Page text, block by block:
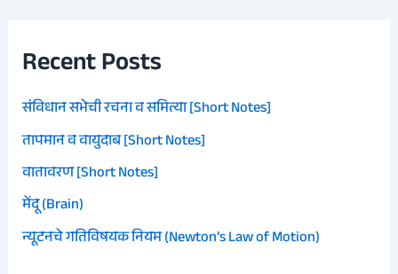
Recent Posts
संविधान सभेची रचना व समित्या [Short Notes]
तापमान व वायुदाब [Short Notes]
वातावरण [Short Notes]
मेंदू (Brain)
न्यूटनचे गतिविषयक नियम (Newton’s Law of Motion)